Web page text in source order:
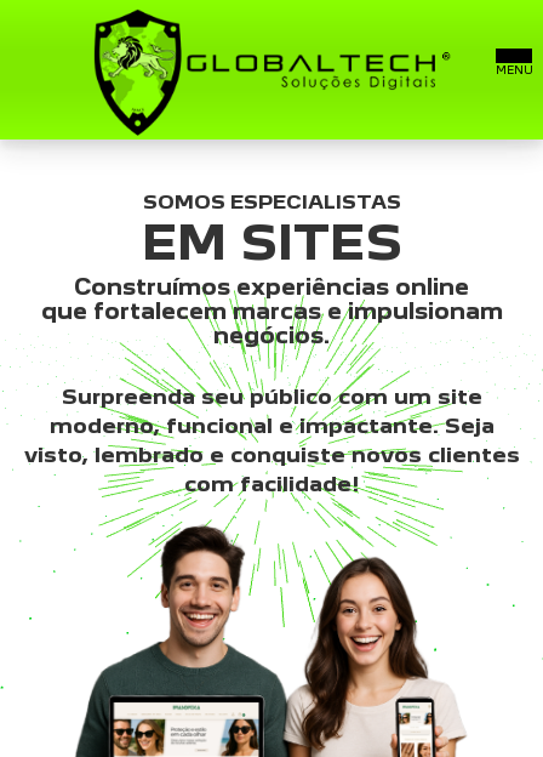
SITE MÉDICO
E-MAILS PROFISSIONAIS
SOBRE
FALE CONOSCO
SOMOS ESPECIALISTAS
EM SITES
Construímos experiências online
que fortalecem marcas e impulsionam
negócios.
Surpreenda seu público com um site
moderno, funcional e impactante. Seja
visto, lembrado e conquiste novos clientes
com facilidade!